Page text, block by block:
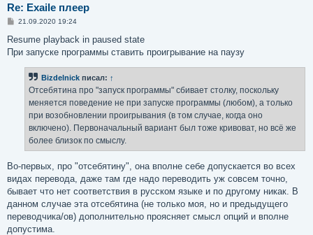
Re: Exaile плеер
С
о
щ
21.09.2020 19:24
Resume playback in paused state
При запуске программы ставить проигрывание на паузу
Bizdelnick писал: ↑
Отсебятина про "запуск программы" сбивает столку, поскольку
меняется поведение не при запуске программы (любом), а только
при возобновлении проигрывания (в том случае, когда оно
включено). Первоначальный вариант был тоже кривоват, но всё же
более близок по смыслу.
Во-первых, про "отсебятину", она вполне себе допускается во всех
видах перевода, даже там где надо переводить уж совсем точно,
бывает что нет соответствия в русском языке и по другому никак. В
данном случае эта отсебятина (не только моя, но и предыдущего
переводчика/ов) дополнительно проясняет смысл опций и вполне
допустима.